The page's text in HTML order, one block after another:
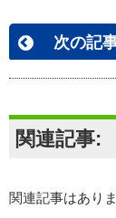
次の記
関連記事:
関連記事はありま